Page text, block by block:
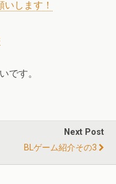
します！
です。
Next Post
BLゲーム紹介その3